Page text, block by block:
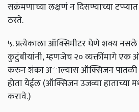
सक्रंमणाच्या लक्षणं न दिसण्याच्या
ठरते.
५. प्रत्येकाला ऑक्सिमीटर घेणे शक्य नसले
कुटुंबीयांनी, म्हणजेच २० व्यक्तींमागे एक
करुन शंका अाल्यास ऑक्सिजन पातळी
होता येईल (ऑक्सिजन उजव्या हाताच्या
करावे.)